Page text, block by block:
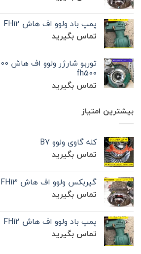
پمپ باد ولوو اف هاش FH12
تماس بگیرید
fh500
تماس بگیرید
بیشترین امتیاز
کله گاوی ولوو B7
تماس بگیرید
گیربکس ولوو اف هاش FH13
تماس بگیرید
پمپ باد ولوو اف هاش FH12
تماس بگیرید